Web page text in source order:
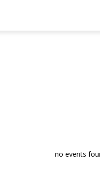
no events